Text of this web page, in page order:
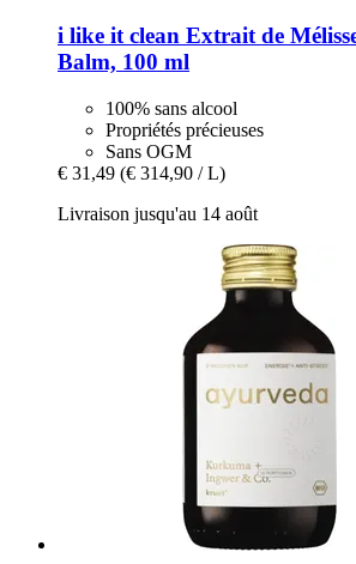
i like it clean Extrait de
Balm, 100 ml
100% sans alcool
Propriétés précieuses
Sans OGM
€ 31,49 (€ 314,90 / L)
Livraison jusqu'au 14 août